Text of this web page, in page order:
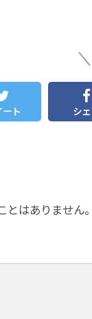
ート シ
はありません。